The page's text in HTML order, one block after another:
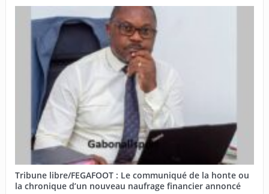
Tribune libre/FEGAFOOT : Le communiqué de la honte ou
la chronique d’un nouveau naufrage financier annoncé